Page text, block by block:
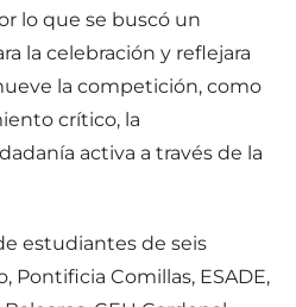
lo que se buscó un
la celebración y reflejara
la competición, como
crítico, la
activa a través de la
estudiantes de seis
Comillas, ESADE,